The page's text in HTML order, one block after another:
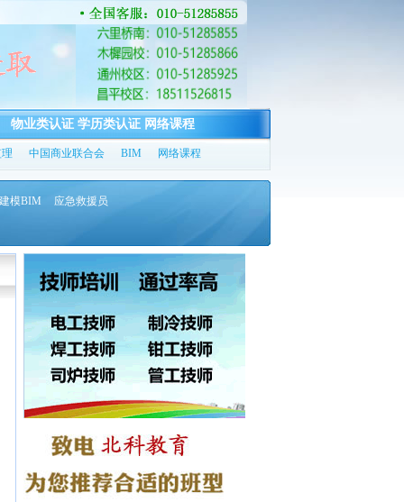
物业类认证 学历类认证 网络课程
中国商业联合会 BIM 网络课程
建模BIM 应急救援员